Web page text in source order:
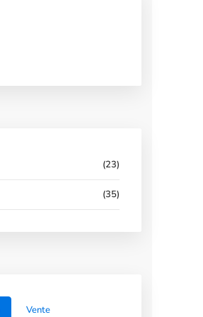
(23)
(35)
Vente